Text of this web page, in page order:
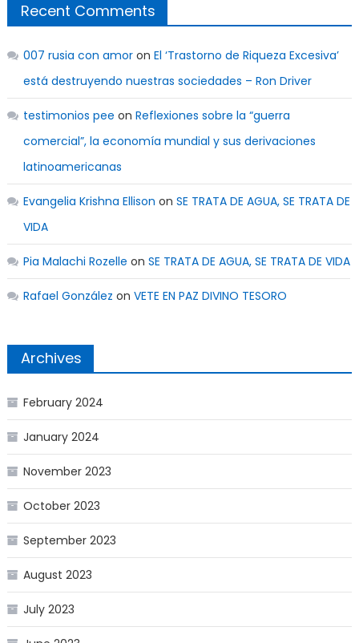
Recent Comments
007 rusia con amoron El ‘Trastorno de Riqueza Excesiva’
está destruyendo nuestras sociedades – Ron Driver
testimonios pee on Reflexiones sobre la “guerra
comercial”, la economía mundial y sus derivaciones
latinoamericanas
Evangelia Krishna Ellison on SE TRATA DE AGUA, SE TRATA DE
VIDA
Pia Malachi Rozelle on SE TRATA DE AGUA, SE TRATA DE VIDA
Rafael González on VETE EN PAZ DIVINO TESORO
Archives
February 2024
January 2024
November 2023
October 2023
September 2023
August 2023
July 2023